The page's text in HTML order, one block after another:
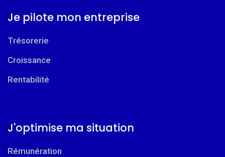
Je pilote mon entreprise
Trésorerie
Croissance
Rentabilité
J'optimise ma situation
Rémunération